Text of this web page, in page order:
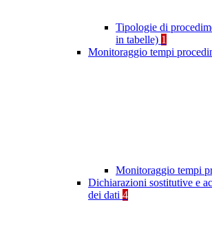
Tipologie di
in tabelle) 1
Monitoraggio tempi
Monitoraggio tempi
Dichiarazioni sostitutive e
dei dati 4